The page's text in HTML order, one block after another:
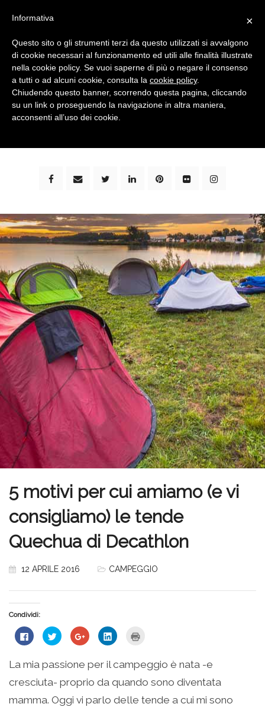
bimbi e viaggi - family travel blog: community #1 in
5 motivi per cui amiamo (e vi
consigliamo) le tende
Quechua di Decathlon
12 APRILE 2016 CAMPEGGIO
Condividi:
Fai
clic
su
Facebook
(Si
apre
una
nuova
Fai
clic
condividere
su
(Si
apre
in
una
Fai
clic
condividere
su
Google+
(Si
in
una
Fai
clic
condividere
su
(Si
apre
in
una
stampare
(Si
apre
in
nuova
finestra)
La mia passione per il campeggio è nata -e
cresciuta- proprio da quando sono diventata
mamma. Oggi vi parlo delle tende a cui mi sono
×
Informativa
Questo sito o gli strumenti terzi da questo utilizzati si avvalgono
di cookie necessari al funzionamento ed utili alle finalità illustrate
nella cookie policy. Se vuoi saperne di più o negare il consenso
a tutti o ad alcuni cookie, consulta la cookie policy.
Chiudendo questo banner, scorrendo questa pagina, cliccando
su un link o proseguendo la navigazione in altra maniera,
acconsenti all’uso dei cookie.